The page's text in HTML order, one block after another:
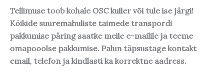
Tellimuse toob kohale OSC kuller või tule ise järgi!
Kõikide suuremahuliste taimede transpordi
pakkumise päring saatke meile e-mailile ja teeme
omapooolse pakkumise. Palun täpsustage kontakt
email, telefon ja kindlasti ka korrektne aadress.